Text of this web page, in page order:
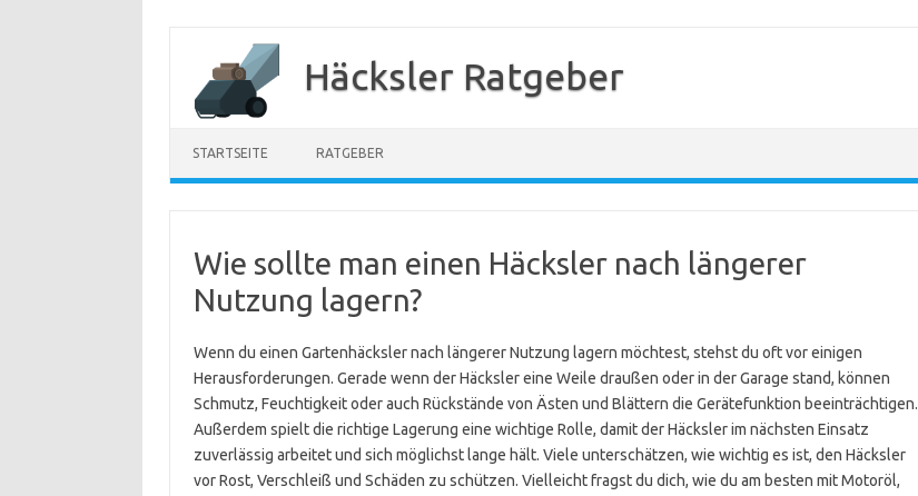
springen
Häcksler Ratgeber
STARTSEITE RATGEBER
Wie sollte man einen Häcksler nach längerer
Nutzung lagern?
Wenn du einen Gartenhäcksler nach längerer Nutzung lagern möchtest, stehst du oft vor einigen
Herausforderungen. Gerade wenn der Häcksler eine Weile draußen oder in der Garage stand, können
Schmutz, Feuchtigkeit oder auch Rückstände von Ästen und Blättern die Gerätefunktion beeinträchtigen.
Außerdem spielt die richtige Lagerung eine wichtige Rolle, damit der Häcksler im nächsten Einsatz
zuverlässig arbeitet und sich möglichst lange hält. Viele unterschätzen, wie wichtig es ist, den Häcksler
vor Rost, Verschleiß und Schäden zu schützen. Vielleicht fragst du dich, wie du am besten mit Motoröl,